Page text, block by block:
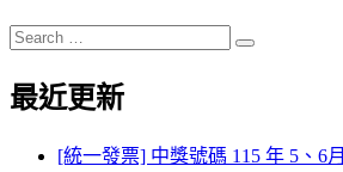
Search
for:
Search
最近更新
[統一發票] 中獎號碼 115 年 5、6月